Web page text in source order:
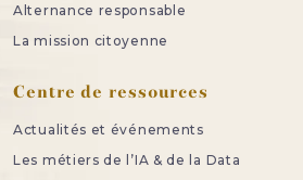
Alternance responsable
La mission citoyenne
Centre de ressources
Actualités et événements
Les métiers de l’IA & de la Data